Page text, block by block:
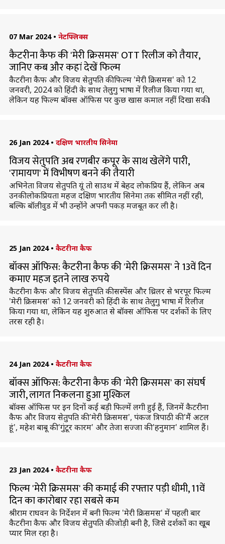
07 Mar 2024 • नेटफ्लिक्स
कैटरीना कैफ की 'मेरी क्रिसमस' OTT रिलीज को तैयार,
जानिए कब और कहां देखें फिल्म
कैटरीना कैफ और विजय सेतुपति की फिल्म 'मेरी क्रिसमस' को 12
जनवरी, 2024 को हिंदी के साथ तेलुगु भाषा में रिलीज किया गया था,
लेकिन यह फिल्म बॉक्स ऑफिस पर कुछ खास कमाल नहीं दिखा सकी।
26 Jan 2024 • दक्षिण भारतीय सिनेमा
विजय सेतुपति अब रणबीर कपूर के साथ खेलेंगे पारी,
'रामायण' में विभीषण बनने की तैयारी
अभिनेता विजय सेतुपति यूं तो साउथ में बेहद लाेकप्रिय हैं, लेकिन अब
उनकी लोकप्रियता महज दक्षिण भारतीय सिनेमा तक सीमित नहीं रही,
बल्कि बॉलीवुड में भी उन्होंने अपनी पकड़ मजबूत कर ली है।
25 Jan 2024 • कैटरीना कैफ
बॉक्स ऑफिस: कैटरीना कैफ की 'मेरी क्रिसमस' ने 13वें दिन
कमाए महज इतने लाख रुपये
कैटरीना कैफ और विजय सेतुपति की सस्पेंस और थ्रिलर से भरपूर फिल्म
'मेरी क्रिसमस' को 12 जनवरी को हिंदी के साथ तेलुगु भाषा में रिलीज
किया गया था, लेकिन यह शुरुआत से बॉक्स ऑफिस पर दर्शकों के लिए
तरस रही है।
24 Jan 2024 • कैटरीना कैफ
बॉक्स ऑफिस: कैटरीना कैफ की 'मेरी क्रिसमस' का संघर्ष
जारी, लागत निकलना हुआ मुश्किल
बॉक्स ऑफिस पर इन दिनों कई बड़ी फिल्में लगी हुई हैं, जिनमें कैटरीना
कैफ और विजय सेतुपति की 'मेरी क्रिसमस', पंकज त्रिपाठी की 'मैं अटल
हूं', महेश बाबू की 'गुंटूर कारम' और तेजा सज्जा की 'हनुमान' शामिल हैं।
23 Jan 2024 • कैटरीना कैफ
फिल्म 'मेरी क्रिसमस' की कमाई की रफ्तार पड़ी धीमी, 11वें
दिन का कारोबार रहा सबसे कम
श्रीराम राघवन के निर्देशन में बनी फिल्म 'मेरी क्रिसमस' में पहली बार
कैटरीना कैफ और विजय सेतुपति की जोड़ी बनी है, जिसे दर्शकों का खूब
प्यार मिल रहा है।